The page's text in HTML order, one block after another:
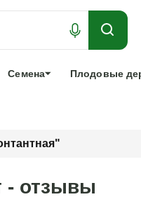
Семена Плодовые
- отзывы